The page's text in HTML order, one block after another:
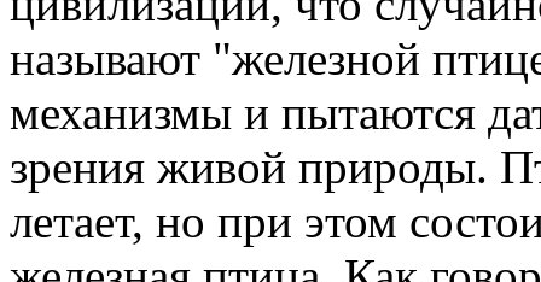
называют "железной
механизмы и пытаются
зрения живой природы.
летает, но при этом